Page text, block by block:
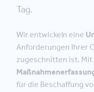
Tag.
Wir entwickeln eine
Anforderungen Ihrer
zugeschnitten ist.
für die Beschaffung